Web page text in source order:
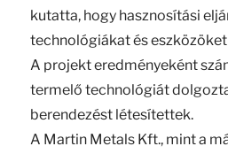
kutatta, hogy hasznosítási
technológiákat és
A projekt eredményeként
termelő technológiát
berendezést létesítettek.
A Martin Metals Kft., mint a